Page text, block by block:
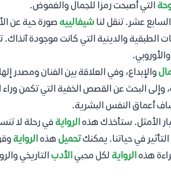
التي أصبحت رمزا للجمال والغموض.
عشر. تنقل لنا شيفالييه صورة حية عن
الطبقية والدينية التي كانت موجودة آنذاك.
والإبداع، وفي العلاقة بين الفنان ومصدر
وإلى البحث عن القصص الخفية التي تكمن وراء
أعماق النفس البشرية.
الأمثل. ستأخذك هذهالروايةفي رحلة لا
في حياتنا. يمكنكتحميل هذهالرواية
هذهالرواية لكل محبيالأدب التاريخي